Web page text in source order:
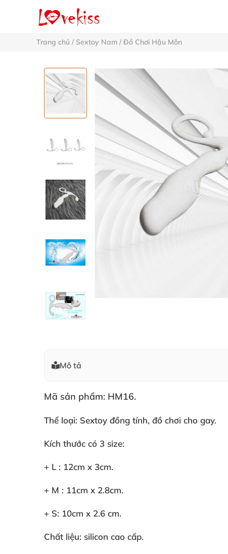
Trang chủ / Sextoy Nam / Đồ Chơi Hậu Môn
Mô tả
Mã sản phẩm: HM16.
Thể loại: Sextoy đồng tính, đồ chơi cho gay.
Kích thước có 3 size:
+ L : 12cm x 3cm.
+ M : 11cm x 2.8cm.
+ S: 10cm x 2.6 cm.
Chất liệu: silicon cao cấp.